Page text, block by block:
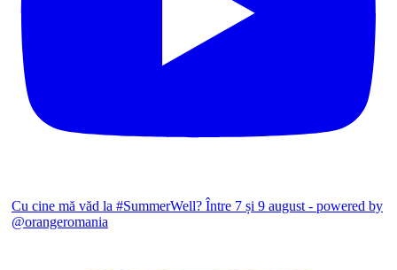
Cu cine mă văd la #SummerWell? Între 7 și 9 august - powered by
@orangeromania